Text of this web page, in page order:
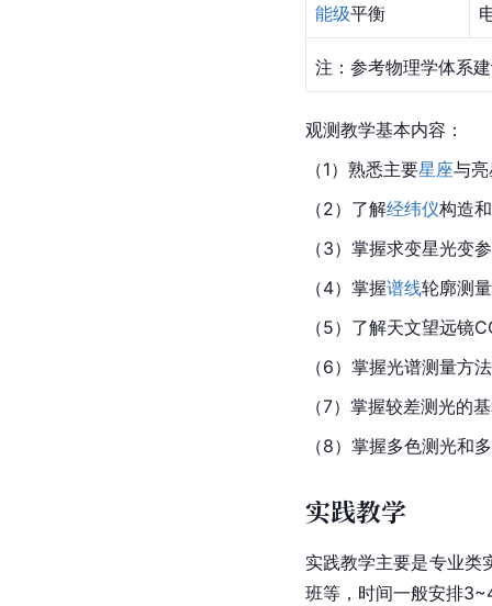
能级平衡
注：参考物理学体系
观测教学基本内容：
（1）熟悉主要星座与
（2）了解经纬仪构造
（3）掌握求变星光变
（4）掌握谱线轮廓测
（5）了解天文望远镜
（6）掌握光谱测量方
（7）掌握较差测光的
（8）掌握多色测光和
实践教学
实践教学主要是专业类
班等，时间一般安排